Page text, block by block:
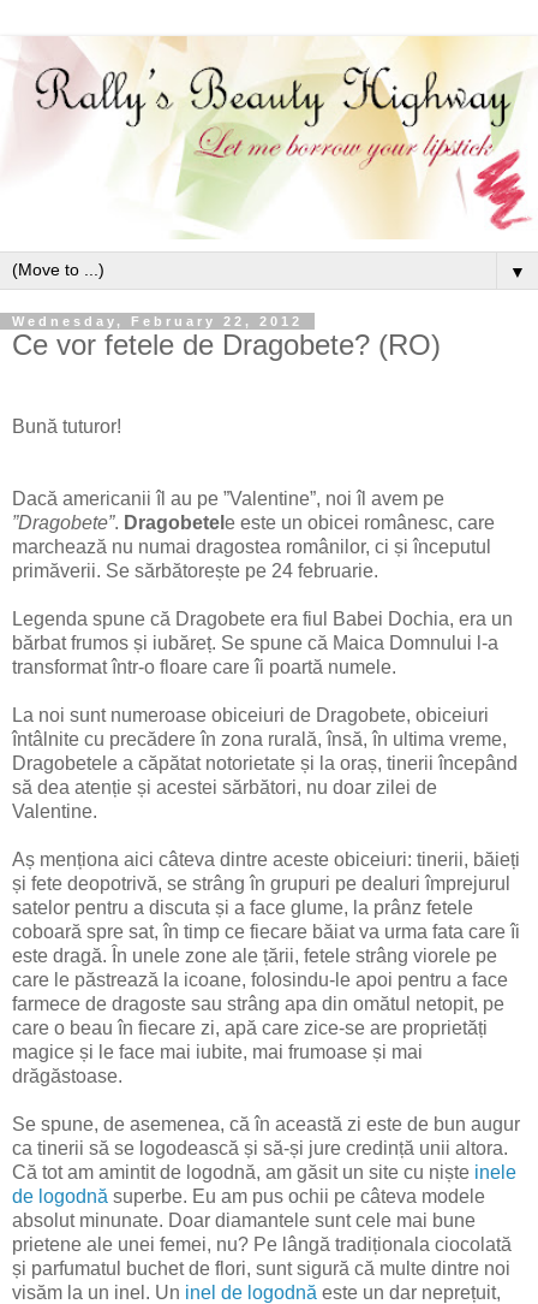
▼
Wednesday, February 22, 2012
Ce vor fetele de Dragobete? (RO)
Bună tuturor!
Dacă americanii îl au pe ”Valentine”, noi îl avem pe
”Dragobete”. Dragobetel e este un obicei românesc, care
marchează nu numai dragostea românilor, ci și începutul
primăverii. Se sărbătorește pe 24 februarie.
Legenda spune că Dragobete era fiul Babei Dochia, era un
bărbat frumos și iubăreț. Se spune că Maica Domnului l-a
transformat într-o floare care îi poartă numele.
La noi sunt numeroase obiceiuri de Dragobete, obiceiuri
întâlnite cu precădere în zona rurală, însă, în ultima vreme,
Dragobetele a căpătat notorietate și la oraș, tinerii începând
să dea atenție și acestei sărbători, nu doar zilei de
Valentine.
Aș menționa aici câteva dintre aceste obiceiuri: tinerii, băieți
și fete deopotrivă, se strâng în grupuri pe dealuri împrejurul
satelor pentru a discuta și a face glume, la prânz fetele
coboară spre sat, în timp ce fiecare băiat va urma fata care îi
este dragă. În unele zone ale țării, fetele strâng viorele pe
care le păstrează la icoane, folosindu-le apoi pentru a face
farmece de dragoste sau strâng apa din omătul netopit, pe
care o beau în fiecare zi, apă care zice-se are proprietăți
magice și le face mai iubite, mai frumoase și mai
drăgăstoase.
Se spune, de asemenea, că în această zi este de bun augur
ca tinerii să se logodească și să-și jure credință unii altora.
Că tot am amintit de logodnă, am găsit un site cu niște inele
de logodnă superbe. Eu am pus ochii pe câteva modele
absolut minunate. Doar diamantele sunt cele mai bune
prietene ale unei femei, nu? Pe lângă tradiționala ciocolată
și parfumatul buchet de flori, sunt sigură că multe dintre noi
visăm la un inel. Un inel de logodnă este un dar neprețuit,